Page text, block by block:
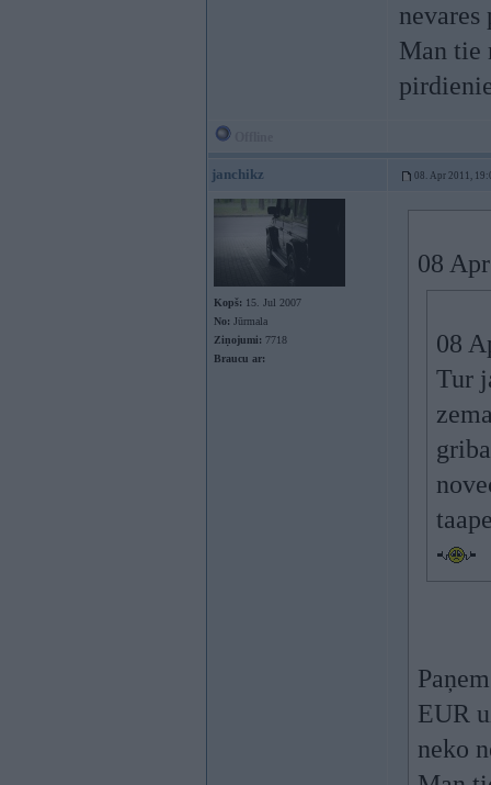
Man tie
janchikz 08. Apr 2011,
Kopš: 15. Jul 2007
No: Jūrmala
Ziņojumi: 7718
Braucu ar:
08
08
Tur
EUR
neko